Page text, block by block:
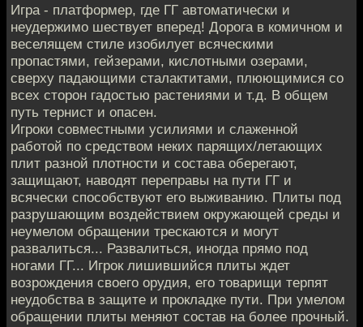
Игра - платформер, где ГГ автоматически и
неудержимо шествует вперед! Дорога в комичном и
веселящем стиле изобилует всяческими
пропастями, гейзерами, кислотными озерами,
сверху падающими сталактитами, плюющимися со
всех сторон гадостью растениями и т.д. В общем
путь тернист и опасен.
Игроки совместными усилиями и слаженной
работой по средством неких парящих/летающих
плит разной плотности и состава оберегают,
защищают, наводят переправы на пути ГГ и
всячески способствуют его выживанию. Плиты под
разрушающим воздействием окружающей среды и
неумелом обращении трескаются и могут
развалиться... Развалиться, иногда прямо под
ногами ГГ... Игрок лишившийся плиты ждет
возрождения своего орудия, его товарищи терпят
неудобства в защите и прокладке пути. При умелом
обращении плиты меняют состав на более прочный.